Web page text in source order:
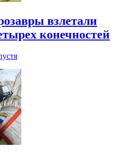
взлетали
конечностей